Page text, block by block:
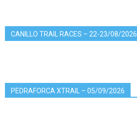
CANILLO TRAIL RACES – 22-23/08/2026
PEDRAFORCA XTRAIL – 05/09/2026